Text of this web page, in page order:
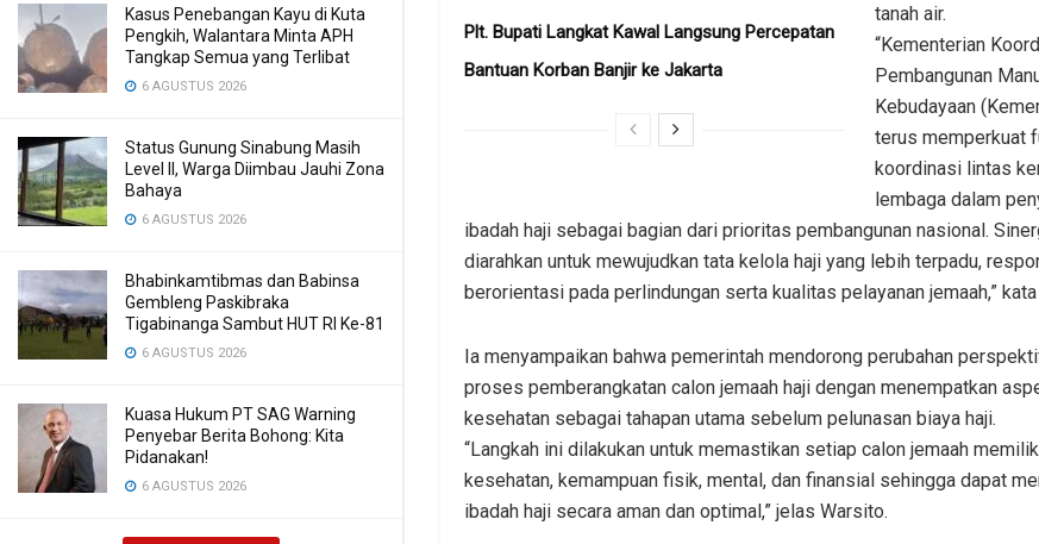
Kasus Penebangan Kayu di Kuta
Pengkih, Walantara Minta APH
Tangkap Semua yang Terlibat
6 AGUSTUS 2026
Status Gunung Sinabung Masih
Level II, Warga Diimbau Jauhi Zona
Bahaya
6 AGUSTUS 2026
Bhabinkamtibmas dan Babinsa
Gembleng Paskibraka
Tigabinanga Sambut HUT RI Ke-81
6 AGUSTUS 2026
Kuasa Hukum PT SAG Warning
Penyebar Berita Bohong: Kita
Pidanakan!
6 AGUSTUS 2026
Plt. Bupati Langkat Kawal Langsung Percepatan
Bantuan Korban Banjir ke Jakarta
tanah air.
“Kementerian
Pembangunan
Kebudayaan
terus memperkuat
koordinasi lintas
lembaga dalam
ibadah haji sebagai bagian dari prioritas pembangunan nasional.
diarahkan untuk mewujudkan tata kelola haji yang lebih terpadu,
berorientasi pada perlindungan serta kualitas pelayanan jemaah,”
Ia menyampaikan bahwa pemerintah mendorong perubahan
proses pemberangkatan calon jemaah haji dengan menempatkan
kesehatan sebagai tahapan utama sebelum pelunasan biaya haji.
“Langkah ini dilakukan untuk memastikan setiap calon jemaah
kesehatan, kemampuan fisik, mental, dan finansial sehingga dapat
ibadah haji secara aman dan optimal,” jelas Warsito.